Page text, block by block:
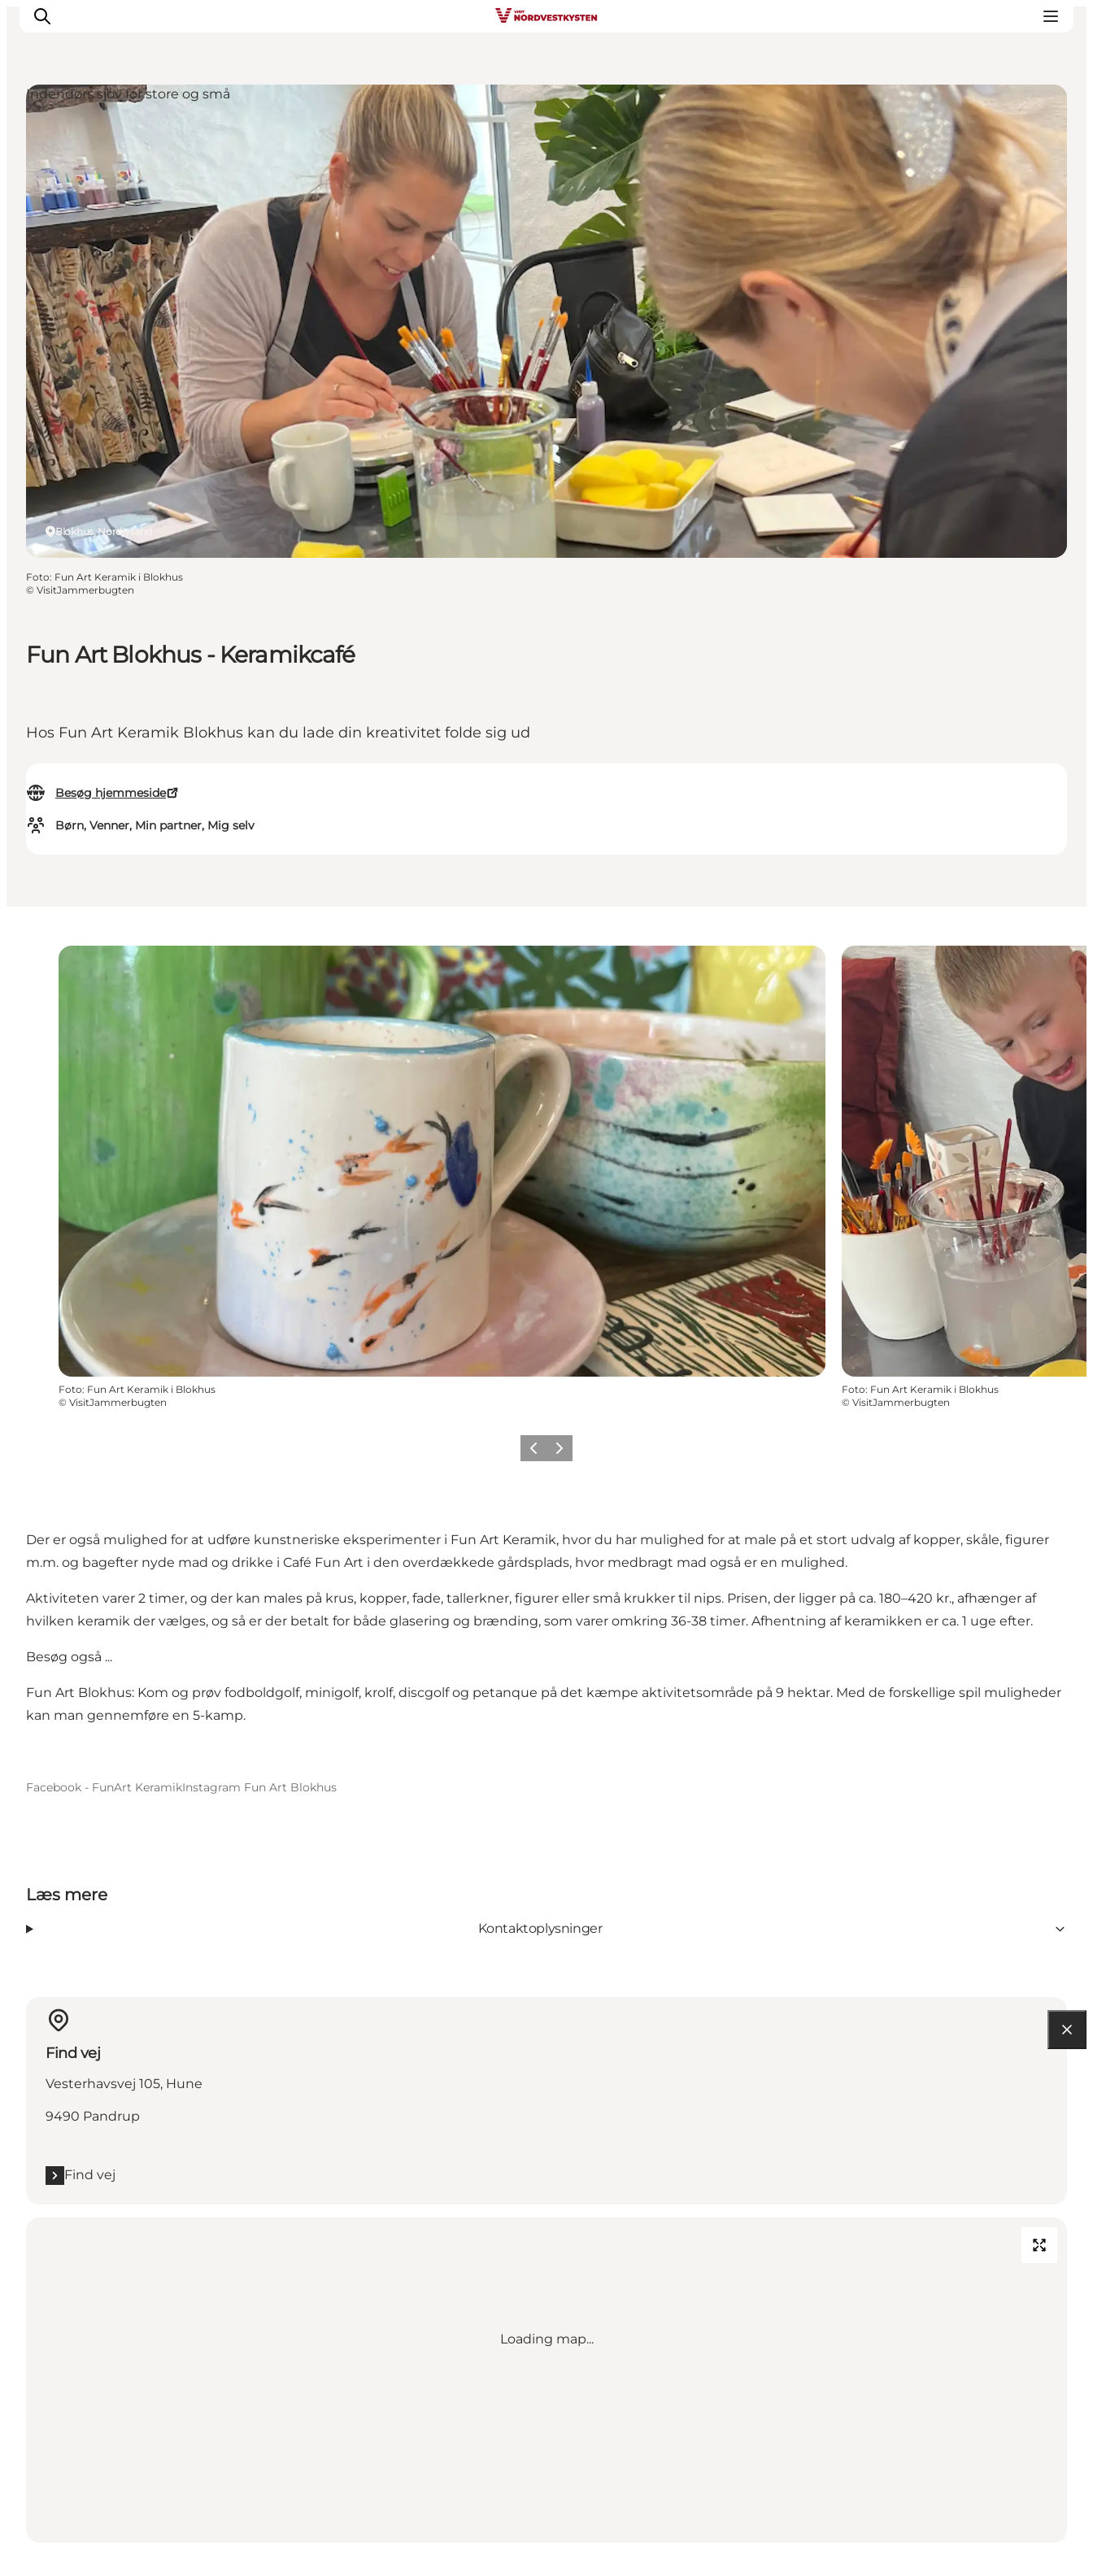
Feriesteder
Inspiration
Handicapvenlig ferie
Events
Overnatning
Planlæg din ferie
Fun Art Blokhus - Keramikcafé
Hos Fun Art Keramik Blokhus kan du lade din kreativitet folde sig ud
Besøg hjemmeside
Børn, Venner, Min partner, Mig selv
Blokhus, Nordjylland
Indendørs sjov for store og små
Foto: Fun Art Keramik i Blokhus
© VisitJammerbugten
Foto: Fun Art Keramik i Blokhus
© VisitJammerbugten
Foto: Fun Art Keramik i Blokhus
© VisitJammerbugten
ForrigeNæste
Der er også mulighed for at udføre kunstneriske eksperimenter i Fun Art Keramik, hvor du har mulighed for at male på et stort udvalg af kopper, skåle, figurer
m.m. og bagefter nyde mad og drikke i Café Fun Art i den overdækkede gårdsplads, hvor medbragt mad også er en mulighed.
Aktiviteten varer 2 timer, og der kan males på krus, kopper, fade, tallerkner, figurer eller små krukker til nips. Prisen, der ligger på ca. 180–420 kr., afhænger af
hvilken keramik der vælges, og så er der betalt for både glasering og brænding, som varer omkring 36-38 timer. Afhentning af keramikken er ca. 1 uge efter.
Besøg også ...
Fun Art Blokhus: Kom og prøv fodboldgolf, minigolf, krolf, discgolf og petanque på det kæmpe aktivitetsområde på 9 hektar. Med de forskellige spil muligheder
kan man gennemføre en 5-kamp.
Facebook - FunArt KeramikInstagram Fun Art Blokhus
Læs mere
Kontaktoplysninger
Find vej
Vesterhavsvej 105, Hune
9490 Pandrup
Find vej
Loading map...